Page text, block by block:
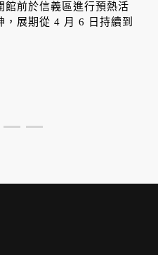
館前於信義區進行預熱活
展期從 4 月 6 日持續到